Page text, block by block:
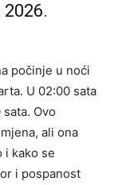
počinje u noći
U 02:00 sata
Ovo
ali ona
i kako se
i pospanost